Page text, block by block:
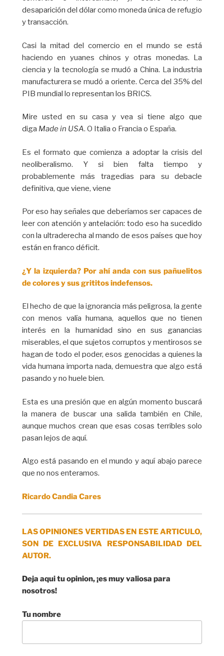
desaparición del dólar como moneda única de refugio
y transacción.
Casi la mitad del comercio en el mundo se está
haciendo en yuanes chinos y otras monedas. La
ciencia y la tecnología se mudó a China. La industria
manufacturera se mudó a oriente. Cerca del 35% del
PIB mundial lo representan los BRICS.
Mire usted en su casa y vea si tiene algo que
diga Made in USA. O Italia o Francia o España.
Es el formato que comienza a adoptar la crisis del
neoliberalismo. Y si bien falta tiempo y
probablemente más tragedias para su debacle
definitiva, que viene, viene
Por eso hay señales que deberíamos ser capaces de
leer con atención y antelación: todo eso ha sucedido
con la ultraderecha al mando de esos países que hoy
están en franco déficit.
¿Y la izquierda? Por ahí anda con sus pañuelitos
de colores y sus grititos indefensos.
El hecho de que la ignorancia más peligrosa, la gente
con menos valía humana, aquellos que no tienen
interés en la humanidad sino en sus ganancias
miserables, el que sujetos corruptos y mentirosos se
hagan de todo el poder, esos genocidas a quienes la
vida humana importa nada, demuestra que algo está
pasando y no huele bien.
Esta es una presión que en algún momento buscará
la manera de buscar una salida también en Chile,
aunque muchos crean que esas cosas terribles solo
pasan lejos de aquí.
Algo está pasando en el mundo y aquí abajo parece
que no nos enteramos.
Ricardo Candia Cares
LAS OPINIONES VERTIDAS EN ESTE ARTICULO,
SON DE EXCLUSIVA RESPONSABILIDAD DEL
AUTOR.
Deja aqui tu opinion, ¡es muy valiosa para
nosotros!
Tu nombre